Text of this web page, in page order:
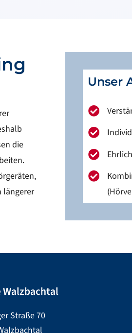
die
längerer
Unser




Straße 70